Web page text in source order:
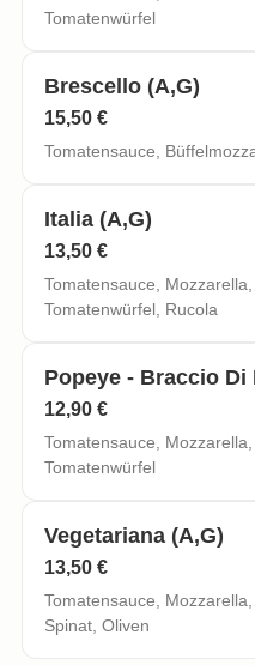
Tomatenwürfel
Brescello (a,g)
15,50 €
Tomatensauce,
Italia (a,g)
13,50 €
Tomatensauce, Mozzarella,
Tomatenwürfel, Rucola
Popeye - Braccio
12,90 €
Tomatensauce,
Tomatenwürfel
Vegetariana (a,g)
13,50 €
Tomatensauce,
Spinat, Oliven